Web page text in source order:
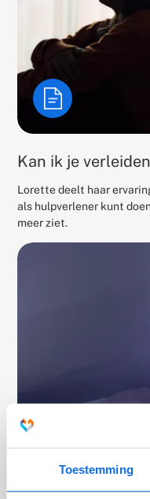
Toestemming
Kan ik je
Lorette deelt haar
als hulpverlener kunt
meer ziet.